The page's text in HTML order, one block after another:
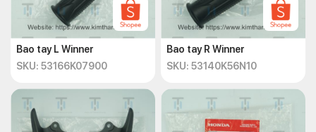
Bao tay L Winner
SKU: 53166K07900
Bao tay R Winner
SKU: 53140K56N10